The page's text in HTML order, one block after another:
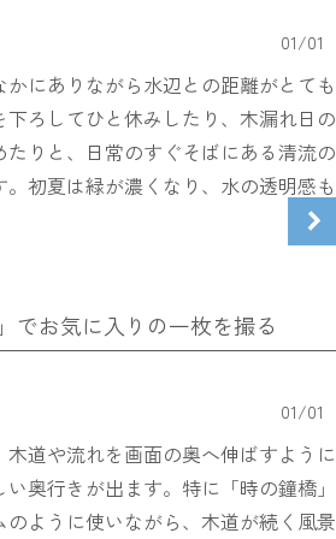
01/01
にありながら水辺との距離がとても
ろしてひと休みしたり、木漏れ日の
りと、日常のすぐそばにある清流の
初夏は緑が濃くなり、水の透明感も
でお気に入りの一枚を撮る
01/01
木道や流れを画面の奥へ伸ばすように
奥行きが出ます。特に「時の鐘橋」
ように使いながら、木道が続く風景